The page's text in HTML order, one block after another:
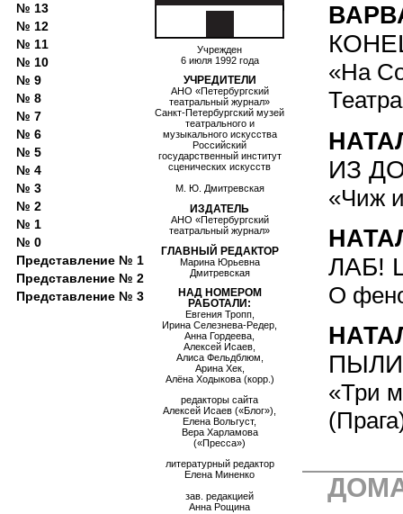
Учрежден
6 июля 1992 года
УЧРЕДИТЕЛИ
АНО «Петербургский
театральный журнал»
Санкт-Петербургский музей
театрального и
музыкального искусства
Российский
государственный институт
сценических искусств
М. Ю. Дмитревская
ИЗДАТЕЛЬ
АНО «Петербургский
театральный журнал»
ГЛАВНЫЙ РЕДАКТОР
Марина Юрьевна
Дмитревская
НАД НОМЕРОМ
РАБОТАЛИ:
Евгения Тропп,
Ирина Селезнева-Редер,
Анна Гордеева,
Алексей Исаев,
Алиса Фельдблюм,
Арина Хек,
Алёна Ходыкова (корр.)
редакторы сайта
Алексей Исаев («Блог»),
Елена Вольгуст,
Вера Харламова
(«Пресса»)
литературный редактор
Елена Миненко
зав. редакцией
Анна Рощина
«На
ИЗ
«Чиж
ЛАБ!
О
«Три
№ 13
№ 12
№ 11
№ 10
№ 9
№ 8
№ 7
№ 6
№ 5
№ 4
№ 3
№ 2
№ 1
№ 0
Представление № 1
Представление № 2
Представление № 3